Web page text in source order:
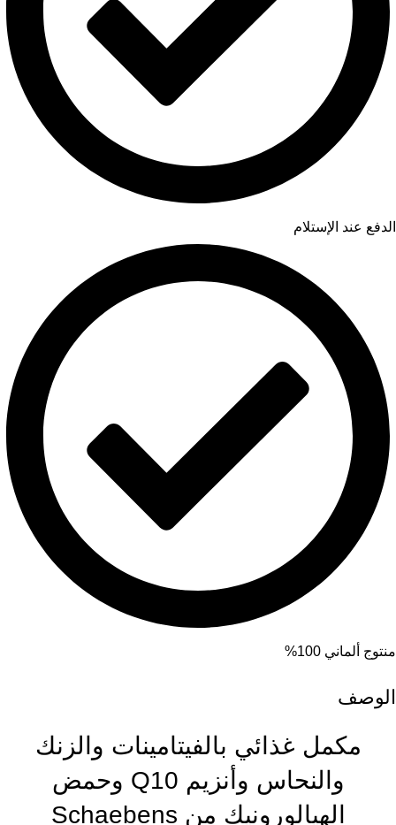
الدفع عند الإستلام
منتوج ألماني 100%
الوصف
مكمل غذائي بالفيتامينات والزنك
والنحاس وأنزيم Q10 وحمض
الهيالورونيك من Schaebens